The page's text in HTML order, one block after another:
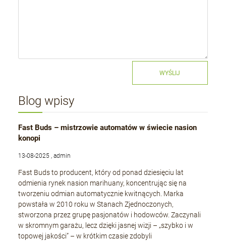
WYŚLIJ
Blog wpisy
Fast Buds – mistrzowie automatów w świecie nasion
konopi
13-08-2025 , admin
Fast Buds to producent, który od ponad dziesięciu lat
odmienia rynek nasion marihuany, koncentrując się na
tworzeniu odmian automatycznie kwitnących. Marka
powstała w 2010 roku w Stanach Zjednoczonych,
stworzona przez grupę pasjonatów i hodowców. Zaczynali
w skromnym garażu, lecz dzięki jasnej wizji – „szybko i w
topowej jakości” – w krótkim czasie zdobyli